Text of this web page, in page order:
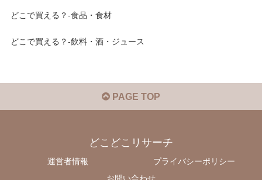
どこで買える？-食品・食材
どこで買える？-飲料・酒・ジュース
PAGE TOP
どこどこリサーチ
運営者情報
プライバシーポリシー
お問い合わせ